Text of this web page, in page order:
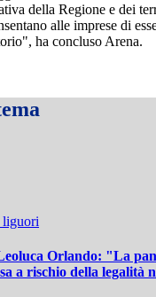
della Regione e dei
alle imprese di
ha concluso Arena.
liguori
Orlando: "La
a rischio della legalità